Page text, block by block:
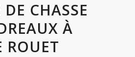
CHASSE
À
ROUET